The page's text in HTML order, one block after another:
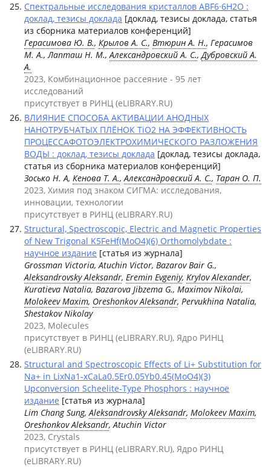
Спектральные исследования кристаллов ABF6·6H2O :
доклад, тезисы доклада [доклад, тезисы доклада, статья
из сборника материалов конференций]
Герасимова Ю. В., Крылов А. С., Втюрин А. Н., Герасимов
М. А., Лапташ Н. М.,Александровский А. С.,Дубровский А.
А.
2023, Комбинационное рассеяние - 95 лет
исследований
присутствует в РИНЦ (eLIBRARY.RU)
ВЛИЯНИЕ СПОСОБА АКТИВАЦИИ АНОДНЫХ
НАНОТРУБЧАТЫХ ПЛЁНОК TiO2 НА ЭФФЕКТИВНОСТЬ
ПРОЦЕССАФОТОЭЛЕКТРОХИМИЧЕСКОГО РАЗЛОЖЕНИЯ
ВОДЫ : доклад, тезисы доклада [доклад, тезисы доклада,
статья из сборника материалов конференций]
Зосько Н. А, Кенова Т. А.,Александровский А. С., Таран О. П.
2023, Химия под знаком СИГМА: исследования,
инновации, технологии
присутствует в РИНЦ (eLIBRARY.RU)
Structural, Spectroscopic, Electric and Magnetic Properties
of New Trigonal K5FeHf(MoO4)(6) Orthomolybdate :
научное издание [статья из журнала]
Grossman Victoria, Atuchin Victor, Bazarov Bair G.,
Aleksandrovsky Aleksandr, Eremin Evgeniy, Krylov Alexander,
Kuratieva Natalia, Bazarova Jibzema G., Maximov Nikolai,
Molokeev Maxim, Oreshonkov Aleksandr, Pervukhina Natalia,
Shestakov Nikolay
2023, Molecules
присутствует в РИНЦ (eLIBRARY.RU), Ядро РИНЦ
(eLIBRARY.RU)
Structural and Spectroscopic Effects of Li+ Substitution for
Na+ in LixNa1-xCaLa0.5Er0.05Yb0.45(MoO4)(3)
Upconversion Scheelite-Type Phosphors : научное
издание [статья из журнала]
Lim Chang Sung,Aleksandrovsky Aleksandr, Molokeev Maxim,
Oreshonkov Aleksandr, Atuchin Victor
2023, Crystals
присутствует в РИНЦ (eLIBRARY.RU), Ядро РИНЦ
(eLIBRARY.RU)